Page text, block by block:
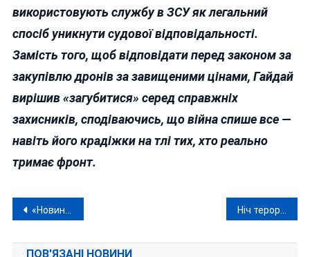
використовують службу в ЗСУ як легальний
спосіб уникнути судової відповідальності.
Замість того, щоб відповідати перед законом за
закупівлю дронів за завищеними цінами, Гайдай
вирішив «загубитися» серед справжніх
захисників, сподіваючись, що війна спише все —
навіть його крадіжки на тлі тих, хто реально
тримає фронт.
Навігація
записів
«Новина» про смерть Гройсмана виявилася вже традиційним клікбейтом
ПОВ'ЯЗАНІ НОВИНИ